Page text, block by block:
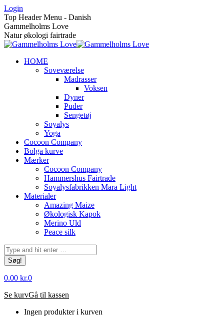
Skip
to
content
Login
Top Header Menu - Danish
Gammelholms Love
Natur økologi fairtrade
HOME
Soveværelse
Madrasser
Voksen
Dyner
Puder
Sengetøj
Soyalys
Yoga
Cocoon Company
Bolga kurve
Mærker
Cocoon Company
Hammershus Fairtrade
Soyalysfabrikken Mara Light
Materialer
Amazing Maize
Økologisk Kapok
Merino Uld
Peace silk
Søg:
0.00 kr.0
Se kurvGå til kassen
Ingen produkter i kurven